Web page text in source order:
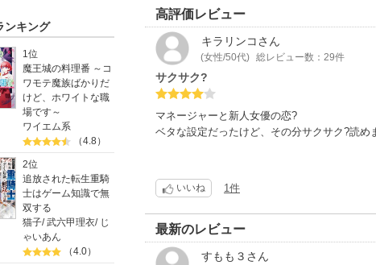
ンキング
1位
魔王城の料理番 ～コ
ワモテ魔族ばかりだ
けど、ホワイトな職
場です～
ワイエム系
（4.8）
2位
追放された転生重騎
士はゲーム知識で無
双する
猫子/武六甲理衣/ じ
ゃいあん
（4.0）
高評価レビュー
キラリンコ さん
(女性/50代) 総レビュー数：29件
サクサク?
マネージャーと新人女優の恋?
ベタな設定だったけど、その分サクサク?読め
いいね 1件
最新のレビュー
すもも３ さん